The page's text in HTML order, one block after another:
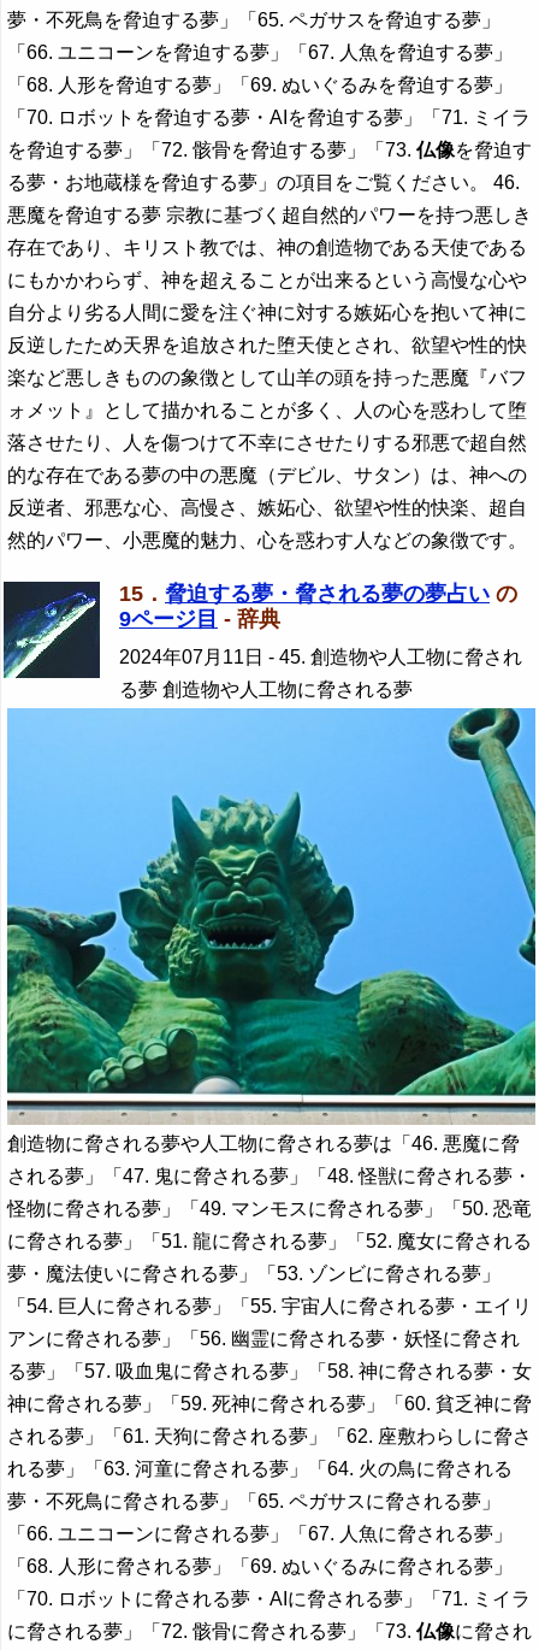
夢・不死鳥を脅迫する夢」「65. ペガサスを脅迫する夢」
「66. ユニコーンを脅迫する夢」「67. 人魚を脅迫する夢」
「68. 人形を脅迫する夢」「69. ぬいぐるみを脅迫する夢」
「70. ロボットを脅迫する夢・AIを脅迫する夢」「71. ミイラ
を脅迫する夢」「72. 骸骨を脅迫する夢」「73.仏像を脅迫す
る夢・お地蔵様を脅迫する夢」の項目をご覧ください。 46.
悪魔を脅迫する夢 宗教に基づく超自然的パワーを持つ悪しき
存在であり、キリスト教では、神の創造物である天使である
にもかかわらず、神を超えることが出来るという高慢な心や
自分より劣る人間に愛を注ぐ神に対する嫉妬心を抱いて神に
反逆したため天界を追放された堕天使とされ、欲望や性的快
楽など悪しきものの象徴として山羊の頭を持った悪魔『バフ
ォメット』として描かれることが多く、人の心を惑わして堕
落させたり、人を傷つけて不幸にさせたりする邪悪で超自然
的な存在である夢の中の悪魔（デビル、サタン）は、神への
反逆者、邪悪な心、高慢さ、嫉妬心、欲望や性的快楽、超自
然的パワー、小悪魔的魅力、心を惑わす人などの象徴です。
15． 脅迫する夢・脅される夢の夢占い の
9ページ目 - 辞典
2024年07月11日 - 45. 創造物や人工物に脅され
る夢 創造物や人工物に脅される夢
創造物に脅される夢や人工物に脅される夢は「46. 悪魔に脅
される夢」「47. 鬼に脅される夢」「48. 怪獣に脅される夢・
怪物に脅される夢」「49. マンモスに脅される夢」「50. 恐竜
に脅される夢」「51. 龍に脅される夢」「52. 魔女に脅される
夢・魔法使いに脅される夢」「53. ゾンビに脅される夢」
「54. 巨人に脅される夢」「55. 宇宙人に脅される夢・エイリ
アンに脅される夢」「56. 幽霊に脅される夢・妖怪に脅され
る夢」「57. 吸血鬼に脅される夢」「58. 神に脅される夢・女
神に脅される夢」「59. 死神に脅される夢」「60. 貧乏神に脅
される夢」「61. 天狗に脅される夢」「62. 座敷わらしに脅さ
れる夢」「63. 河童に脅される夢」「64. 火の鳥に脅される
夢・不死鳥に脅される夢」「65. ペガサスに脅される夢」
「66. ユニコーンに脅される夢」「67. 人魚に脅される夢」
「68. 人形に脅される夢」「69. ぬいぐるみに脅される夢」
「70. ロボットに脅される夢・AIに脅される夢」「71. ミイラ
に脅される夢」「72. 骸骨に脅される夢」「73.仏像に脅され